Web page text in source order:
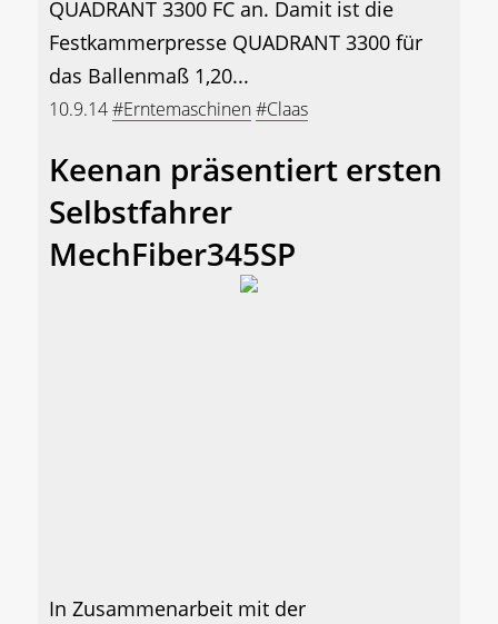
QUADRANT 3300 FC an. Damit ist die
Festkammerpresse QUADRANT 3300 für
das Ballenmaß 1,20...
10.9.14#Erntemaschinen#Claas
Keenan präsentiert ersten
Selbstfahrer
MechFiber345SP
In Zusammenarbeit mit der